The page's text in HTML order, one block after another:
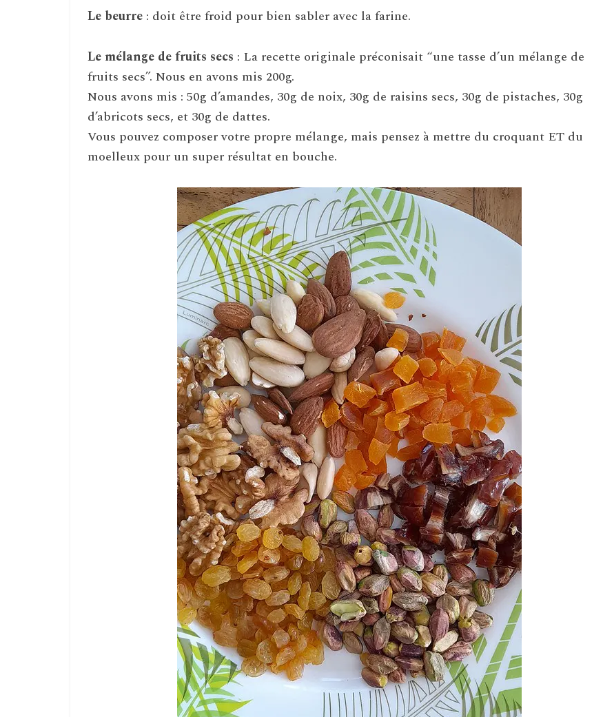
Le beurre : doit être froid pour bien sabler avec la farine.
Le mélange de fruits secs : La recette originale préconisait “une tasse d’un mélange de
fruits secs”. Nous en avons mis 200g.
Nous avons mis : 50g d’amandes, 30g de noix, 30g de raisins secs, 30g de pistaches, 30g
d’abricots secs, et 30g de dattes.
Vous pouvez composer votre propre mélange, mais pensez à mettre du croquant ET du
moelleux pour un super résultat en bouche.